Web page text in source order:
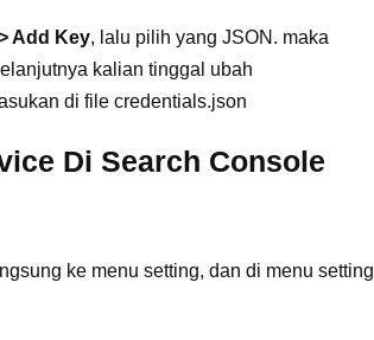
Add Key, lalu pilih yang JSON. maka
kalian tinggal ubah
di file credentials.json
Di Search Console
ke menu setting, dan di menu setting